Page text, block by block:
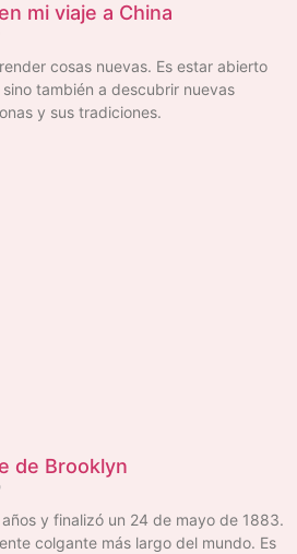
mi viaje a China
cosas nuevas. Es estar abierto
también a descubrir nuevas
y sus tradiciones.
de Brooklyn
y finalizó un 24 de mayo de 1883.
colgante más largo del mundo. Es